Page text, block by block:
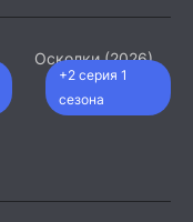
+2 серия 1
сезона
Осколки (2026)